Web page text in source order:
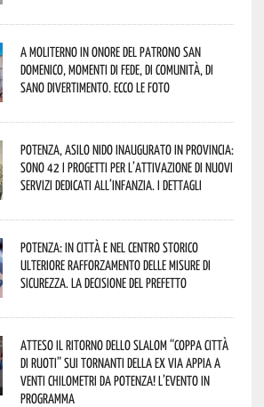
A Moliterno in onore del Patrono San
Domenico, momenti di fede, di comunità, di
sano divertimento. Ecco le foto
Potenza, asilo nido inaugurato in provincia:
sono 42 i progetti per l’attivazione di nuovi
servizi dedicati all’infanzia. I dettagli
Potenza: in città e nel centro storico
ulteriore rafforzamento delle misure di
sicurezza. La decisione del Prefetto
Atteso il ritorno dello slalom “Coppa Città
di Ruoti” sui tornanti della ex via Appia a
venti chilometri da Potenza! L’evento in
programma